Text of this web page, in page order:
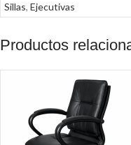
Sillas, Ejecutivas
Productos